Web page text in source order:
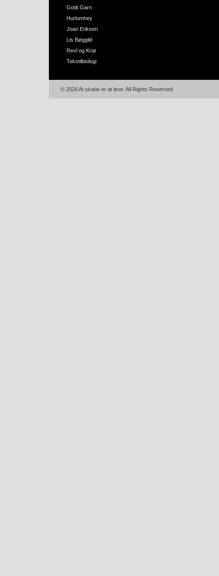
Godt Garn
Hurlumhey
Joan Eriksen
Lis Bøggild
Revl og Krat
Tekstilbiologi
© 2026 At skabe er at leve. All Rights Reserved.